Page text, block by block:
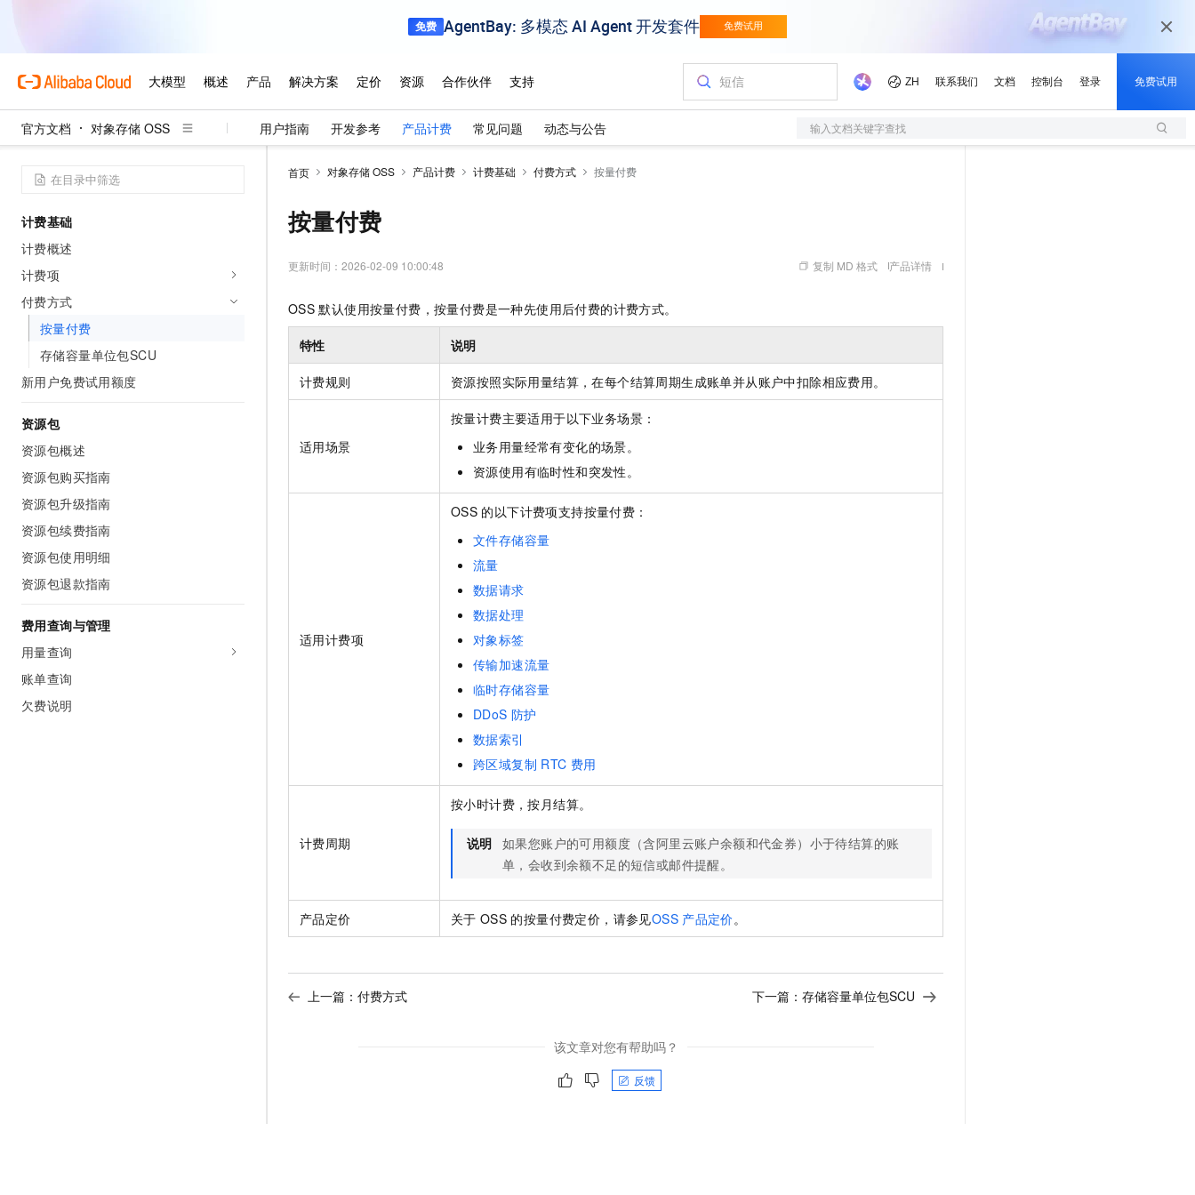
官方文档 对象存储 OSS 用户指南 开发参考 产品计费 常见问题 动态与公告 输入文档关键字查找
计费基础
计费概述
计费项
付费方式
按量付费
存储容量单位包SCU
新用户免费试用额度
资源包
资源包概述
资源包购买指南
资源包升级指南
资源包续费指南
资源包使用明细
资源包退款指南
费用查询与管理
用量查询
账单查询
欠费说明
首页 对象存储 OSS 产品计费 计费基础 付费方式 按量付费
按量付费
更新时间： 2026-02-09 10:00:48 复制 MD 格式 产品详情
OSS 默认使用按量付费，按量付费是一种先使用后付费的计费方式。
特性 说明
计费规则 资源按照实际用量结算，在每个结算周期生成账单并从账户中扣除相应费用。
适用场景
按量计费主要适用于以下业务场景：
业务用量经常有变化的场景。
资源使用有临时性和突发性。
适用计费项
OSS 的以下计费项支持按量付费：
文件存储容量
流量
数据请求
数据处理
对象标签
传输加速流量
临时存储容量
DDoS 防护
数据索引
跨区域复制 RTC 费用
计费周期
按小时计费，按月结算。
说明 如果您账户的可用额度（含阿里云账户余额和代金券）小于待结算的账
单，会收到余额不足的短信或邮件提醒。
产品定价 关于 OSS 的按量付费定价，请参见OSS 产品定价。
上一篇： 付费方式 下一篇： 存储容量单位包SCU
该文章对您有帮助吗？
反馈